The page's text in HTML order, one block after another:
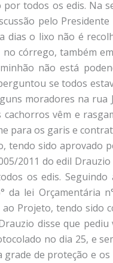
todos os edis. Na
pelo
dias o lixo não é
córrego, também
não está
se todos
moradores na
vêm e
para os garis e
tendo sido aprovado
2011 do edil
os edis.
da lei Orçamentária
Projeto, tendo sido
disse que
no dia 25, e
grade de proteção e